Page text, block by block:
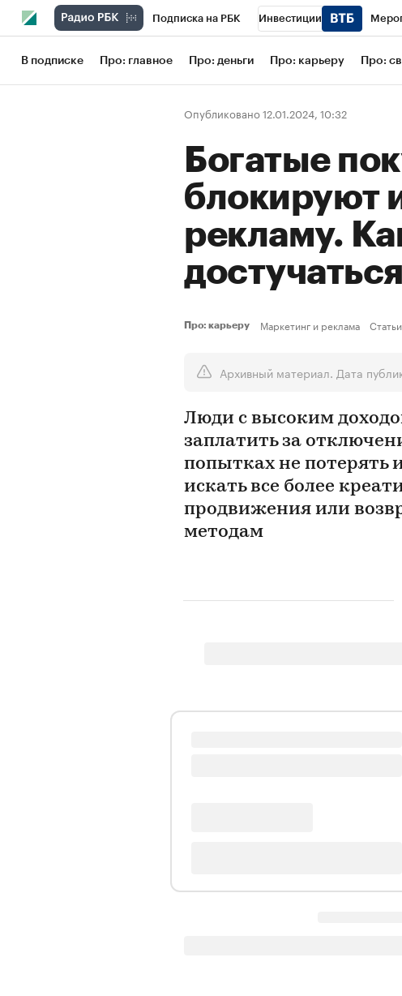
Подписка на РБК Инвестиции
Школа управления РБК РБК Образование
Рынок наличной валюты
В подписке Про: главное Про: деньги Про: карьеру Про:
Опубликовано 12.01.2024, 10:32
Богатые
блокируют
рекламу.
достучаться
Про: карьеру Маркетинг и реклама Статьи
Архивный материал. Дата
Люди с высоким
заплатить за
попытках не
искать все более
продвижения или
методам